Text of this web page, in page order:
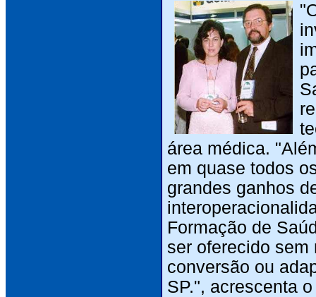
área médica.
em quase todos
grandes ganhos
Formação de
ser oferecido
conversão ou
SP.", acrescenta